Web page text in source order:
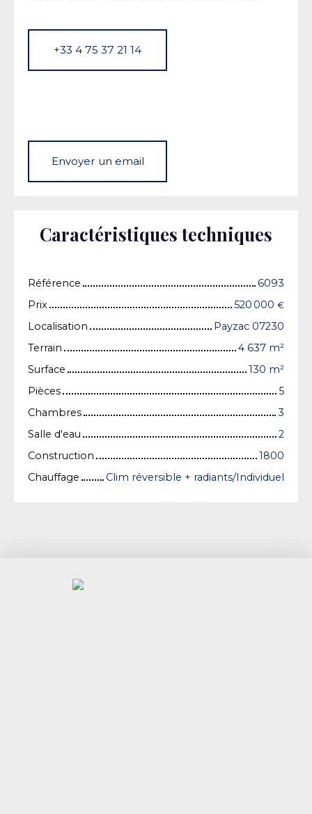
+33 4 75 37 21 14
Envoyer un email
Caractéristiques techniques
Référence
6093
Prix
520 000 €
Localisation
Payzac 07230
Terrain
4 637 m²
Surface
130 m²
Pièces
5
Chambres
3
Salle d'eau
2
Construction
1800
Chauffage
Clim réversible + radiants/Individuel